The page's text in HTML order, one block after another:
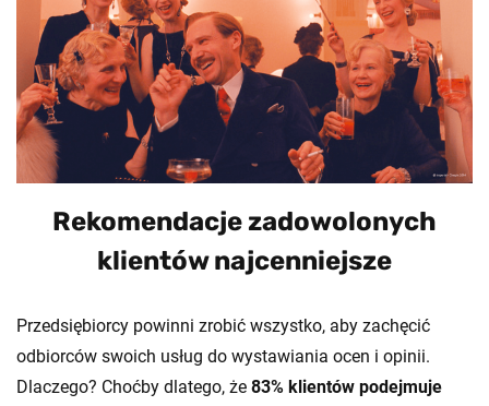
Rekomendacje zadowolonych
klientów najcenniejsze
Przedsiębiorcy powinni zrobić wszystko, aby zachęcić
odbiorców swoich usług do wystawiania ocen i opinii.
Dlaczego? Choćby dlatego, że 83% klientów podejmuje